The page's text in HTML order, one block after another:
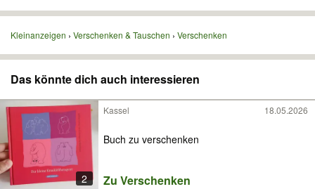
Kleinanzeigen Verschenken & Tauschen Verschenken
Das könnte dich auch interessieren
2
Kassel 18.05.2026
Buch zu verschenken
Zu Verschenken